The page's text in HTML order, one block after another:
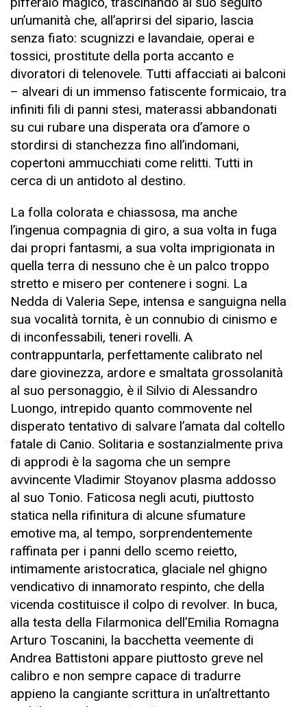
un’umanità che, all’aprirsi del sipario, lascia
senza fiato: scugnizzi e lavandaie, operai e
tossici, prostitute della porta accanto e
divoratori di telenovele. Tutti affacciati ai balconi
– alveari di un immenso fatiscente formicaio, tra
infiniti fili di panni stesi, materassi abbandonati
su cui rubare una disperata ora d’amore o
stordirsi di stanchezza fino all’indomani,
copertoni ammucchiati come relitti. Tutti in
cerca di un antidoto al destino.
La folla colorata e chiassosa, ma anche
l’ingenua compagnia di giro, a sua volta in fuga
dai propri fantasmi, a sua volta imprigionata in
quella terra di nessuno che è un palco troppo
stretto e misero per contenere i sogni. La
Nedda di Valeria Sepe, intensa e sanguigna nella
sua vocalità tornita, è un connubio di cinismo e
di inconfessabili, teneri rovelli. A
contrappuntarla, perfettamente calibrato nel
dare giovinezza, ardore e smaltata grossolanità
al suo personaggio, è il Silvio di Alessandro
Luongo, intrepido quanto commovente nel
disperato tentativo di salvare l’amata dal coltello
fatale di Canio. Solitaria e sostanzialmente priva
di approdi è la sagoma che un sempre
avvincente Vladimir Stoyanov plasma addosso
al suo Tonio. Faticosa negli acuti, piuttosto
statica nella rifinitura di alcune sfumature
emotive ma, al tempo, sorprendentemente
raffinata per i panni dello scemo reietto,
intimamente aristocratica, glaciale nel ghigno
vendicativo di innamorato respinto, che della
vicenda costituisce il colpo di revolver. In buca,
alla testa della Filarmonica dell’Emilia Romagna
Arturo Toscanini, la bacchetta veemente di
Andrea Battistoni appare piuttosto greve nel
calibro e non sempre capace di tradurre
appieno la cangiante scrittura in un’altrettanto